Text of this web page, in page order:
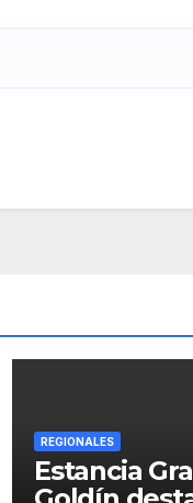
REGIONALES
Estancia